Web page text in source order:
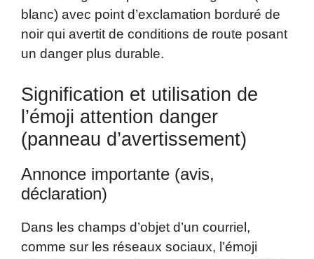
blanc) avec point d’exclamation borduré de
noir qui avertit de conditions de route posant
un danger plus durable.
Signification et utilisation de
l’émoji attention danger
(panneau d’avertissement)
Annonce importante (avis,
déclaration)
Dans les champs d’objet d’un courriel,
comme sur les réseaux sociaux, l’émoji